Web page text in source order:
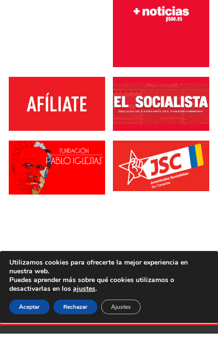
Utilizamos cookies para ofrecerte la mejor experiencia en
nuestra web.
Puedes aprender más sobre qué cookies utilizamos o
desactivarlas en los ajustes.
Aceptar Rechazar Ajustes